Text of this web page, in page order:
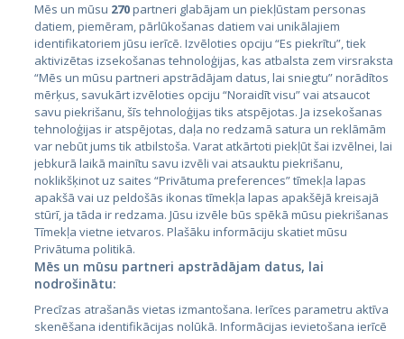
Страны
Эстония
Латвия
Литва
City24.lv
City24.ee
CVbankas.lt
Kainos.lt
Mēs un mūsu 270partneri glabājam un piekļūstam personas
datiem, piemēram, pārlūkošanas datiem vai unikālajiem
identifikatoriem jūsu ierīcē. Izvēloties opciju “Es piekrītu”, tiek
aktivizētas izsekošanas tehnoloģijas, kas atbalsta zem virsraksta
“Mēs un mūsu partneri apstrādājam datus, lai sniegtu” norādītos
mērķus, savukārt izvēloties opciju “Noraidīt visu” vai atsaucot
savu piekrišanu, šīs tehnoloģijas tiks atspējotas. Ja izsekošanas
tehnoloģijas ir atspējotas, daļa no redzamā satura un reklāmām
var nebūt jums tik atbilstoša. Varat atkārtoti piekļūt šai izvēlnei, lai
jebkurā laikā mainītu savu izvēli vai atsauktu piekrišanu,
noklikšķinot uz saites “Privātuma preferences” tīmekļa lapas
apakšā vai uz peldošās ikonas tīmekļa lapas apakšējā kreisajā
stūrī, ja tāda ir redzama. Jūsu izvēle būs spēkā mūsu piekrišanas
Tīmekļa vietne ietvaros. Plašāku informāciju skatiet mūsu
Privātuma politikā.
Mēs un mūsu partneri apstrādājam datus, lai
nodrošinātu:
Precīzas atrašanās vietas izmantošana. Ierīces parametru aktīva
skenēšana identifikācijas nolūkā. Informācijas ievietošana ierīcē